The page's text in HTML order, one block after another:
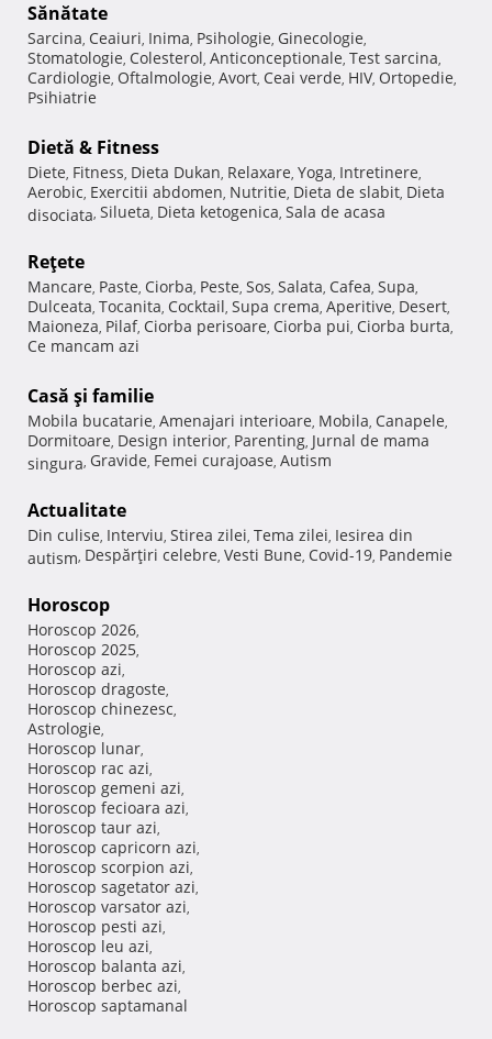
Sănătate
Sarcina, Ceaiuri, Inima, Psihologie, Ginecologie,
Stomatologie, Colesterol, Anticonceptionale, Test sarcina,
Cardiologie, Oftalmologie, Avort, Ceai verde, HIV, Ortopedie,
Psihiatrie
Dietă & Fitness
Diete, Fitness, Dieta Dukan, Relaxare, Yoga, Intretinere,
Aerobic, Exercitii abdomen, Nutritie, Dieta de slabit, Dieta
disociata, Silueta, Dieta ketogenica, Sala de acasa
Reţete
Mancare, Paste, Ciorba, Peste, Sos, Salata, Cafea, Supa,
Dulceata, Tocanita, Cocktail, Supa crema, Aperitive, Desert,
Maioneza, Pilaf, Ciorba perisoare, Ciorba pui, Ciorba burta,
Ce mancam azi
Casă şi familie
Mobila bucatarie, Amenajari interioare, Mobila, Canapele,
Dormitoare, Design interior, Parenting, Jurnal de mama
singura, Gravide, Femei curajoase, Autism
Actualitate
Din culise, Interviu, Stirea zilei, Tema zilei, Iesirea din
autism, Despărţiri celebre, Vesti Bune, Covid-19, Pandemie
Horoscop
Horoscop 2026,
Horoscop 2025,
Horoscop azi,
Horoscop dragoste,
Horoscop chinezesc,
Astrologie,
Horoscop lunar,
Horoscop rac azi,
Horoscop gemeni azi,
Horoscop fecioara azi,
Horoscop taur azi,
Horoscop capricorn azi,
Horoscop scorpion azi,
Horoscop sagetator azi,
Horoscop varsator azi,
Horoscop pesti azi,
Horoscop leu azi,
Horoscop balanta azi,
Horoscop berbec azi,
Horoscop saptamanal